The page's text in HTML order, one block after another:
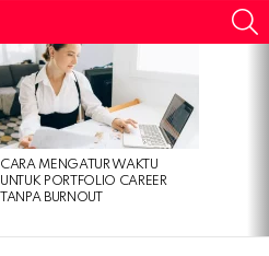
CARA MENGATUR WAKTU
UNTUK PORTFOLIO CAREER
TANPA BURNOUT